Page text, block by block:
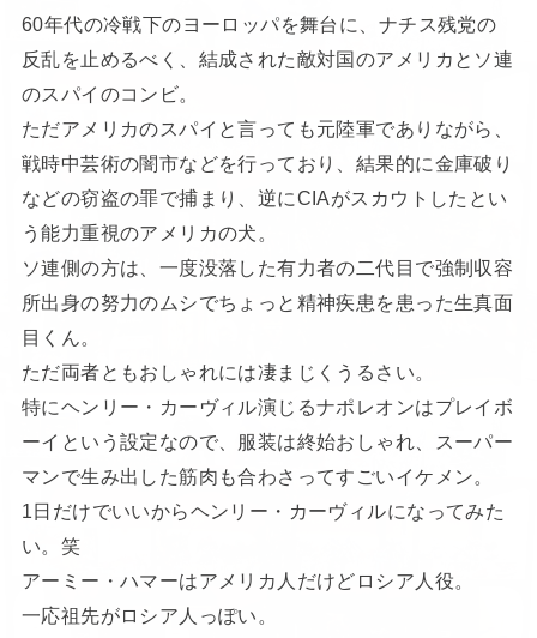
60年代の冷戦下のヨーロッパを舞台に、ナチス残党の
反乱を止めるべく、結成された敵対国のアメリカとソ連
のスパイのコンビ。
ただアメリカのスパイと言っても元陸軍でありながら、
戦時中芸術の闇市などを行っており、結果的に金庫破り
などの窃盗の罪で捕まり、逆にCIAがスカウトしたとい
う能力重視のアメリカの犬。
ソ連側の方は、一度没落した有力者の二代目で強制収容
所出身の努力のムシでちょっと精神疾患を患った生真面
目くん。
ただ両者ともおしゃれには凄まじくうるさい。
特にヘンリー・カーヴィル演じるナポレオンはプレイボ
ーイという設定なので、服装は終始おしゃれ、スーパー
マンで生み出した筋肉も合わさってすごいイケメン。
1日だけでいいからヘンリー・カーヴィルになってみた
い。笑
アーミー・ハマーはアメリカ人だけどロシア人役。
一応祖先がロシア人っぽい。